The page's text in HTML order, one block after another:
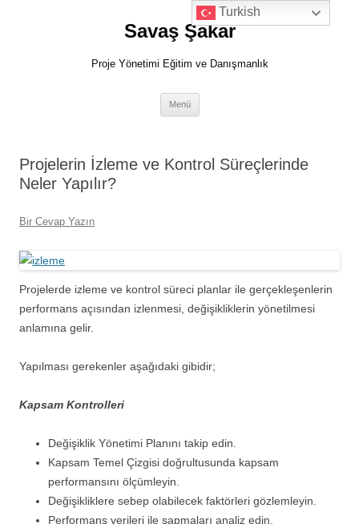
Savaş Şakar
Proje Yönetimi Eğitim ve Danışmanlık
Menü
Projelerin İzleme ve Kontrol Süreçlerinde
Neler Yapılır?
Bir Cevap Yazın
Projelerde izleme ve kontrol süreci planlar ile gerçekleşenlerin
performans açısından izlenmesi, değişikliklerin yönetilmesi
anlamına gelir.
Yapılması gerekenler aşağıdaki gibidir;
Kapsam Kontrolleri
Değişiklik Yönetimi Planını takip edin.
Kapsam Temel Çizgisi doğrultusunda kapsam
performansını ölçümleyin.
Değişikliklere sebep olabilecek faktörleri gözlemleyin.
Performans verileri ile sapmaları analiz edin.
Turkish